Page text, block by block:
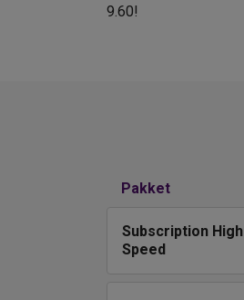
9.60!
Pakket
Subscription High
Speed